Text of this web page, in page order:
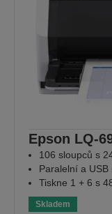
Epson LQ-
106 sloupců s
Paralelní a
Tiskne 1 + 6 s
Skladem